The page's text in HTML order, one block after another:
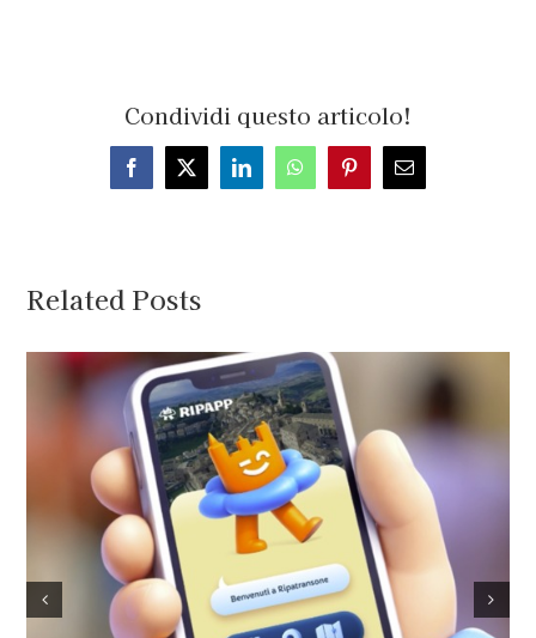
Condividi questo articolo!
Facebook
X LinkedInWhatsAppPinterestEmail
Related Posts